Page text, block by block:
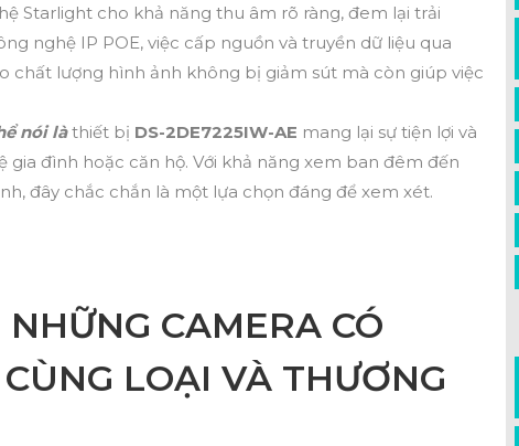
Starlight cho khả năng thu âm rõ ràng, đem lại trải
nghệ IP POE, việc cấp nguồn và truyền dữ liệu qua
chất lượng hình ảnh không bị giảm sút mà còn giúp việc
nói làthiết bị DS-2DE7225IW-AE mang lại sự tiện lợi và
gia đình hoặc căn hộ. Với khả năng xem ban đêm đến
đây chắc chắn là một lựa chọn đáng để xem xét.
CAMERA CÓ
LOẠI VÀ THƯƠNG